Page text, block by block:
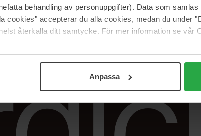
behandling av personuppgifter). Data som
cookies" accepterar du alla cookies, medan du under
återkalla ditt samtycke. För mer information se vår
Anpassa
Jobba hos oss
Samarbeta med oss
The Beauty Edit
Returer &